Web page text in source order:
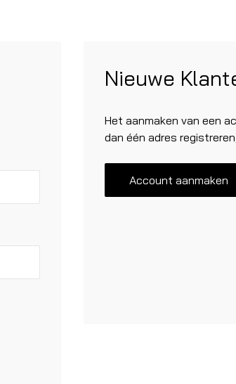
Nieuwe
Het aanmaken van een
dan één adres
Account aanmaken